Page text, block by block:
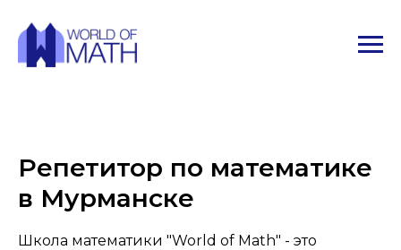
Репетитор по математике
в Мурманске
Школа математики "World of Math" - это